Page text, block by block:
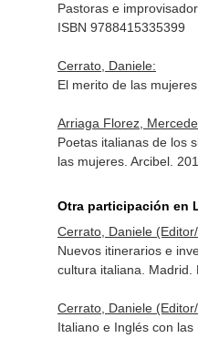
Pastoras e
ISBN 9788415335399
Cerrato, Daniele:
El merito de las
Arriaga Florez,
Poetas italianas de los
las mujeres. Arcibel.
Otra participación en
Cerrato, Daniele
Nuevos itinerarios e
cultura italiana. Madrid.
Cerrato, Daniele
Italiano e Inglés con